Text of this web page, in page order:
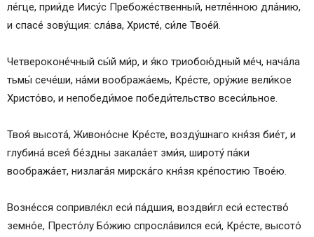
ле́гце, прии́де Иису́с Пребоже́ственный, нетле́нною дла́нию,
и спасе́ зову́щия: сла́ва, Христе́, си́ле Твое́й.
Четвероконе́чный сы́й ми́р, и я́ко триобою́дный ме́ч, нача́ла
тьмы́ сече́ши, на́ми вообража́емь, Кре́сте, ору́жие вели́кое
Христо́во, и непобеди́мое победи́тельство всеси́льное.
Твоя́ высота́, Живоно́сне Кре́сте, возду́шнаго кня́зя бие́т, и
глубина́ всея́ бе́здны закала́ет зми́я, широту́ па́ки
вообража́ет, низлага́я мирска́го кня́зя кре́постию Твое́ю.
Возне́сся сопривле́кл еси́ па́дшия, воздви́гл еси́ естество́
земно́е, Престо́лу Бо́жию спросла́вился еси́, Кре́сте, высото́